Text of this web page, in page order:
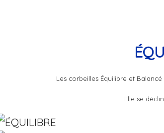
Les corbeilles Équilibre et
Elle se